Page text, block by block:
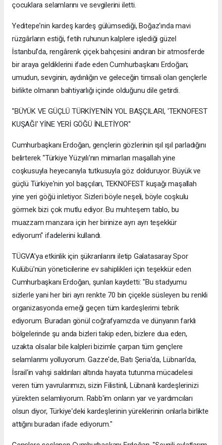
çocuklara selamlarını ve sevgilerini iletti.
Yeditepe'nin kardeş kardeş gülümsediği, Boğaz'ında mavi
rüzgârların estiği, fetih ruhunun kalplere işlediği güzel
İstanbul'da, rengârenk çiçek bahçesini andıran bir atmosferde
bir araya geldiklerini ifade eden Cumhurbaşkanı Erdoğan;
umudun, sevginin, aydınlığın ve geleceğin timsali olan gençlerle
birlikte olmanın bahtiyarlığı içinde olduğunu dile getirdi.
"BÜYÜK VE GÜÇLÜ TÜRKİYE'NİN YOL BAŞÇILARI, 'TEKNOFEST
KUŞAĞI' YİNE YERİ GÖĞÜ İNLETİYOR"
Cumhurbaşkanı Erdoğan, gençlerin gözlerinin ışıl ışıl parladığını
belirterek "Türkiye Yüzyılı'nın mimarları maşallah yine
coşkusuyla heyecanıyla tutkusuyla göz dolduruyor. Büyük ve
güçlü Türkiye'nin yol başçıları, TEKNOFEST kuşağı maşallah
yine yeri göğü inletiyor. Sizleri böyle neşeli, böyle coşkulu
görmek bizi çok mutlu ediyor. Bu muhteşem tablo, bu
muazzam manzara için her birinize ayrı ayrı teşekkür
ediyorum" ifadelerini kullandı.
TÜGVA'ya etkinlik için şükranlarını iletip Galatasaray Spor
Kulübü'nün yöneticilerine ev sahiplikleri için teşekkür eden
Cumhurbaşkanı Erdoğan, şunları kaydetti: "Bu stadyumu
sizlerle yani her biri ayrı renkte 70 bin çiçekle süsleyen bu renkli
organizasyonda emeği geçen tüm kardeşlerimi tebrik
ediyorum. Buradan gönül coğrafyamızda ve dünyanın farklı
bölgelerinde şu anda bizleri takip eden, bizlere dua eden,
uzakta olsalar bile kalpleri bizimle çarpan tüm gençlere
selamlarımı yolluyorum. Gazze'de, Batı Şeria'da, Lübnan'da,
İsrail'in vahşi saldırıları altında hayata tutunma mücadelesi
veren tüm yavrularımızı, sizin Filistinli, Lübnanlı kardeşlerinizi
yürekten selamlıyorum. Rabb'im onların yar ve yardımcıları
olsun diyor, Türkiye'deki kardeşlerinin yüreklerinin onlarla birlikte
attığını buradan ifade ediyorum."